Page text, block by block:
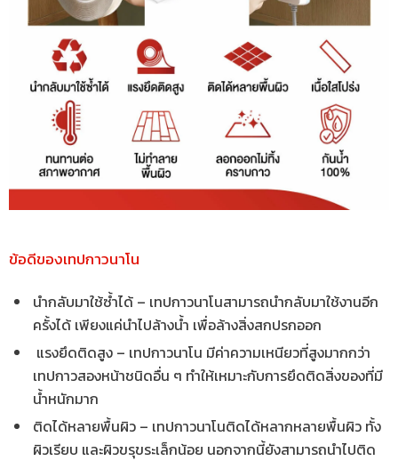
ข้อดีของเทปกาวนาโน
นำกลับมาใช้ซ้ำได้ – เทปกาวนาโนสามารถนำกลับมาใช้งานอีก
ครั้งได้ เพียงแค่นำไปล้างน้ำ เพื่อล้างสิ่งสกปรกออก
แรงยึดติดสูง – เทปกาวนาโน มีค่าความเหนียวที่สูงมากกว่า
เทปกาวสองหน้าชนิดอื่น ๆ ทำให้เหมาะกับการยึดติดสิ่งของที่มี
น้ำหนักมาก
ติดได้หลายพื้นผิว – เทปกาวนาโนติดได้หลากหลายพื้นผิว ทั้ง
ผิวเรียบ และผิวขรุขระเล็กน้อย นอกจากนี้ยังสามารถนำไปติด